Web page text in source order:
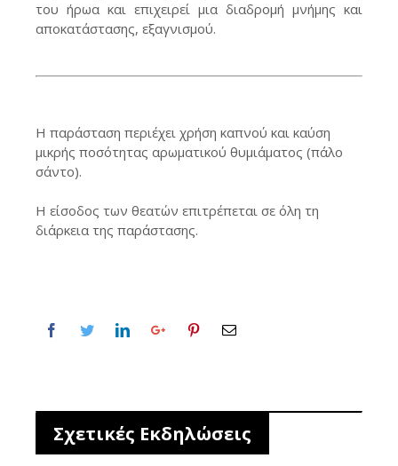
του ήρωα και επιχειρεί μια διαδρομή μνήμης και
αποκατάστασης, εξαγνισμού.
Η παράσταση περιέχει χρήση καπνού και καύση
μικρής ποσότητας αρωματικού θυμιάματος (πάλο
σάντο).
Η είσοδος των θεατών επιτρέπεται σε όλη τη
διάρκεια της παράστασης.
Σχετικές Εκδηλώσεις